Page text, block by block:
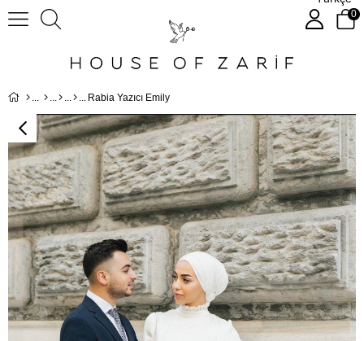
0
Rabia Yazıcı Emily